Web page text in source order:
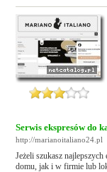
Serwis ekspresów do
http://marianoitaliano24.pl
Jeżeli szukasz
domu, jak i w firmie lub